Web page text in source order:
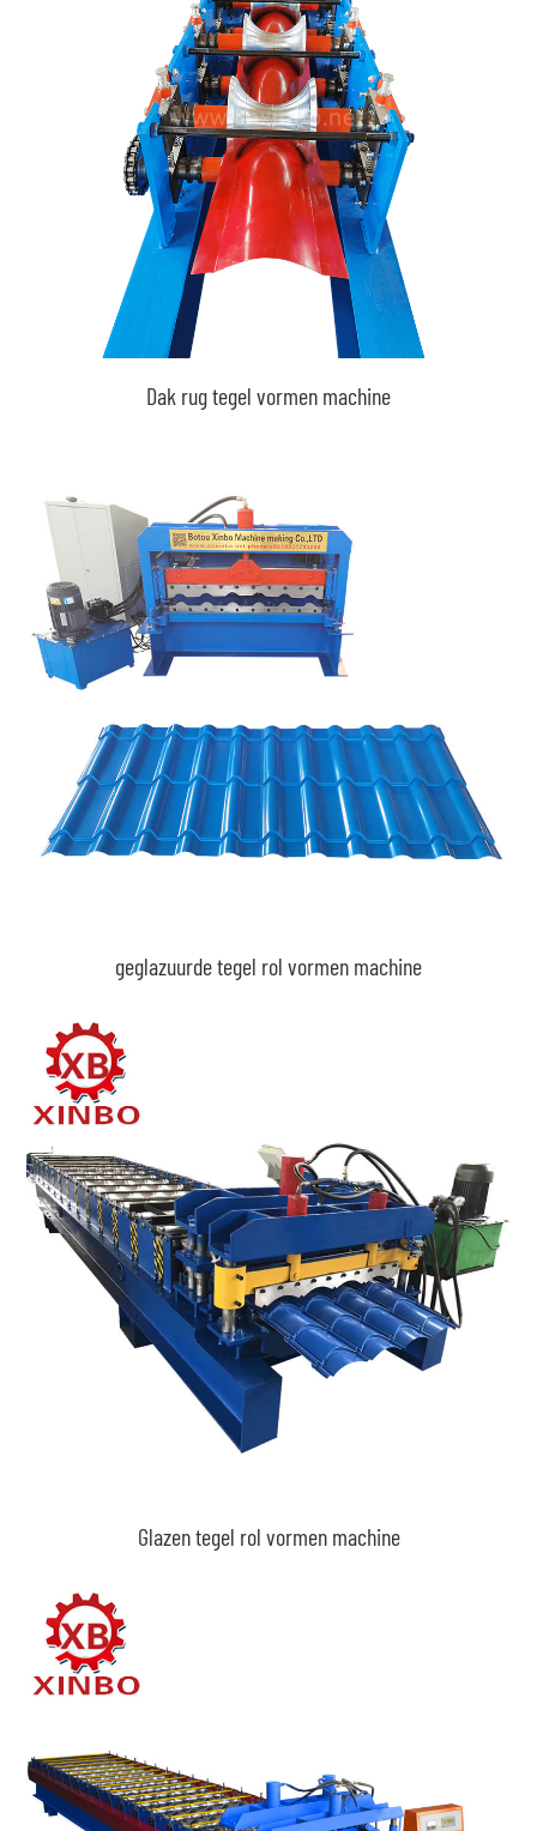
Dak rug tegel vormen machine
geglazuurde tegel rol vormen machine
Glazen tegel rol vormen machine